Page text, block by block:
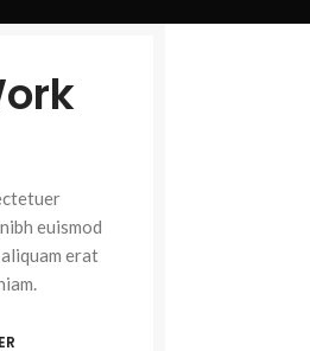
euismod
erat